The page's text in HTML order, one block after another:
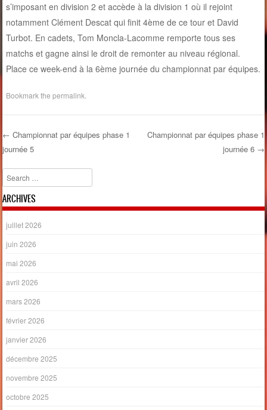
s’imposant en division 2 et accède à la division 1 où il rejoint
notamment Clément Descat qui finit 4ème de ce tour et David
Turbot. En cadets, Tom Moncla-Lacomme remporte tous ses
matchs et gagne ainsi le droit de remonter au niveau régional.
Place ce week-end à la 6ème journée du championnat par équipes.
Bookmark thepermalink
Post navigation
← Championnat par équipes phase 1
journée 5
Championnat par équipes phase 1
journée 6 →
Search
ARCHIVES
juillet 2026
juin 2026
mai 2026
avril 2026
mars 2026
février 2026
janvier 2026
décembre 2025
novembre 2025
octobre 2025